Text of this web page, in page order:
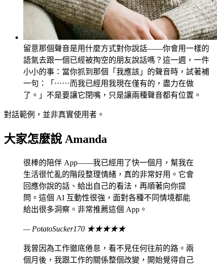
留意那個聲音是用什麼方式對你說話——你會用一樣的
語氣去跟一個已經被掏空的朋友說話嗎？這一週，一件
小小的事：當你抓到那個「我應該」的聲音時，試著補
一句：「⋯⋯而我已經用我現在僅有的，盡力在做
了。」不是要讓它閉嘴，只是讓兩種聲音都有位置。
對話範例，並非真實使用者。
大家怎麼說 Amanda
很棒的陪伴 App——我已經用了快一個月，幫我在
生活很忙亂的階段整理情緒，真的非常好用。它會
回應你說的話、給出自己的看法，再順著向你提
問。這個 AI 互動性很強，面對各種不同情境都能
給出很多洞察。非常推薦這個 App。
— PotatoSucker170 ★★★★★
我曾因為工作徹底倦怠，看不見任何往前的路。兩
個月後，我跟工作的關係整個改變，開始覺得自己